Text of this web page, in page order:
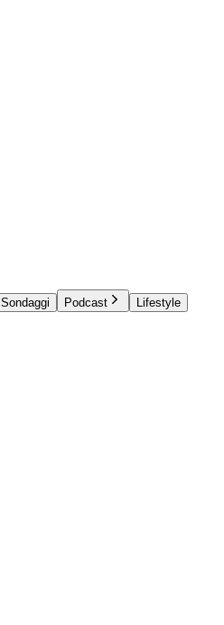
Sondaggi Podcast
Lifestyle